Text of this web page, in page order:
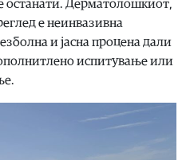
останати. Дерматолошкиот,
е неинвазивна
и јасна процена дали
испитување или